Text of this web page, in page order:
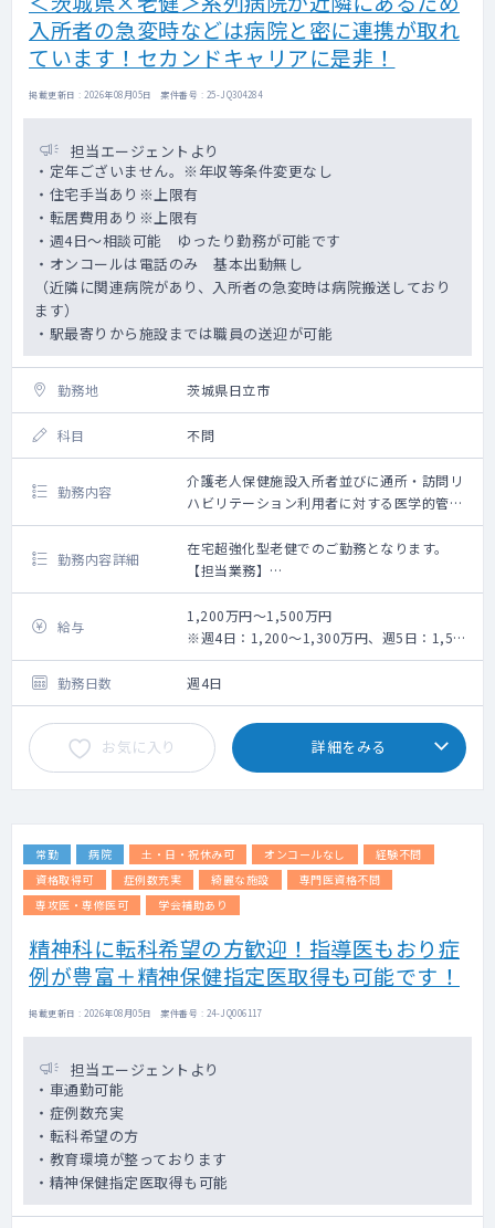
入所者の急変時などは病院と密に連携が取れ
ています！セカンドキャリアに是非！
掲載更新日 : 2026年08月05日 案件番号 : 25-JQ304284
担当エージェントより
・定年ございません。※年収等条件変更なし
・住宅手当あり※上限有
・転居費用あり※上限有
・週4日～相談可能 ゆったり勤務が可能です
・オンコールは電話のみ 基本出動無し
（近隣に関連病院があり、入所者の急変時は病院搬送しており
ます）
・駅最寄りから施設までは職員の送迎が可能
勤務地 茨城県日立市
科目 不問
勤務内容
介護老人保健施設入所者並びに通所・訪問リ
ハビリテーション利用者に対する医学的管
理、施設管理者（管理医師）としての管理業
務全般
勤務内容詳細
在宅超強化型老健でのご勤務となります。
【担当業務】
・訪問リハビリテーション新規導入時の処
方箋作成
・施設管理者業務
【スタッフ体制】 PT・OT・ST 在籍（人数
記載なし）
【備考】
訪問リハ件数：0～3件/月（今後増加予
定）
訪問先：個人宅
訪問手段：車
▼▼オンコール
【対応方法】電話による相談、指示出し
【対応回数】月5回程度
【備考】
・急変時は救急隊が先行対応し、その後に医
師へ報告するケースあり。
・現在は関連病院へ事前相談のうえ救急搬送
対応。
給与
1,200万円～1,500万円
※週4日：1,200～1,300万円、週5日：1,500
万円（固定給）
勤務日数
週4日
お気に入り 詳細をみる
常勤 病院 土・日・祝休み可 オンコールなし
経験不問
資格取得可
症例数充実 綺麗な施設
専門医資格不問
専攻医・専修医可
学会補助あり
精神科に転科希望の方歓迎！指導医もおり症
例が豊富＋精神保健指定医取得も可能です！
掲載更新日 : 2026年08月05日 案件番号 : 24-JQ006117
担当エージェントより
・車通勤可能
・症例数充実
・転科希望の方
・教育環境が整っております
・精神保健指定医取得も可能